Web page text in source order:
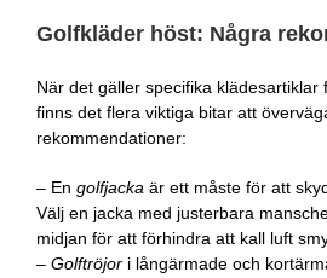
Golfkläder höst: Några
När det gäller specifika klädesartiklar
finns det flera viktiga bitar att
rekommendationer:
– En golfjacka är ett måste för att
Välj en jacka med justerbara
midjan för att förhindra att kall luft
– Golftröjor i långärmade och